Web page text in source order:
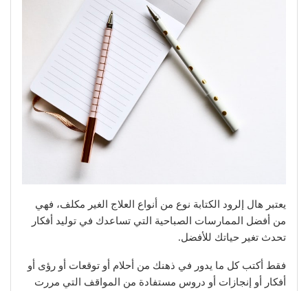
يعتبر هال إلرود الكتابة نوع من أنواع العلاج الغير مكلف، فهي
من أفضل الممارسات الصباحية التي تساعدك في توليد أفكار
تحدث تغير حياتك للأفضل.
فقط أكتب كل ما يدور في ذهنك من أحلام أو توقعات أو رؤى أو
أفكار أو إنجازات أو دروس مستفادة من المواقف التي مررت